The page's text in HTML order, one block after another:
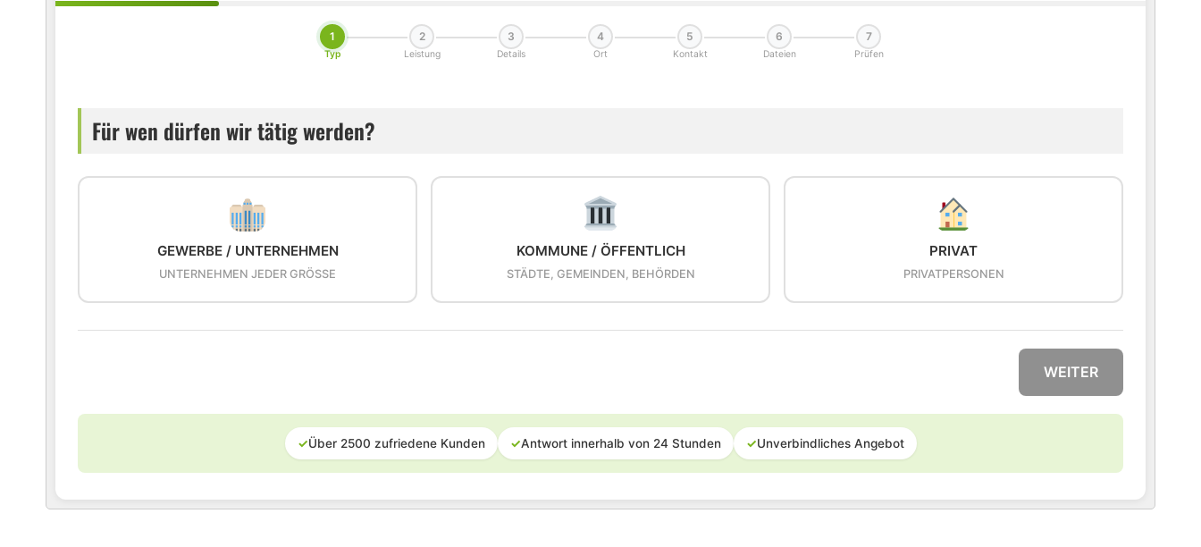
1
Typ
2
Leistung
3
Details
4
Ort
5
Kontakt
6
Dateien
7
Prüfen
Für wen dürfen wir tätig werden?
GEWERBE / UNTERNEHMEN
UNTERNEHMEN JEDER GRÖSSE
KOMMUNE / ÖFFENTLICH
STÄDTE, GEMEINDEN, BEHÖRDEN
PRIVAT
PRIVATPERSONEN
WEITER
✓Über 2500 zufriedene Kunden ✓Antwort innerhalb von 24 Stunden ✓Unverbindliches Angebot